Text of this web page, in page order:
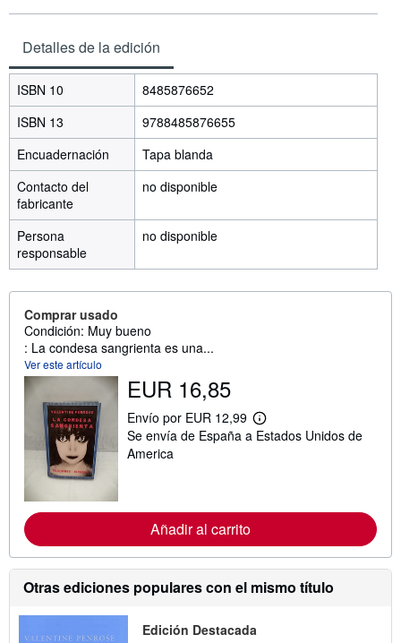
Detalles de la edición
ISBN 10
8485876652
ISBN 13
9788485876655
Encuadernación
Tapa blanda
Contacto del
fabricante
no disponible
Persona
responsable
no disponible
Comprar usado
Condición: Muy bueno
: La condesa sangrienta es una...
Ver este artículo
EUR 16,85
Envío por EUR 12,99
M
á
a
c
i
ó
Se envía de España a Estados Unidos de
America
Añadir al carrito
Otras ediciones populares con el mismo título
Edición Destacada